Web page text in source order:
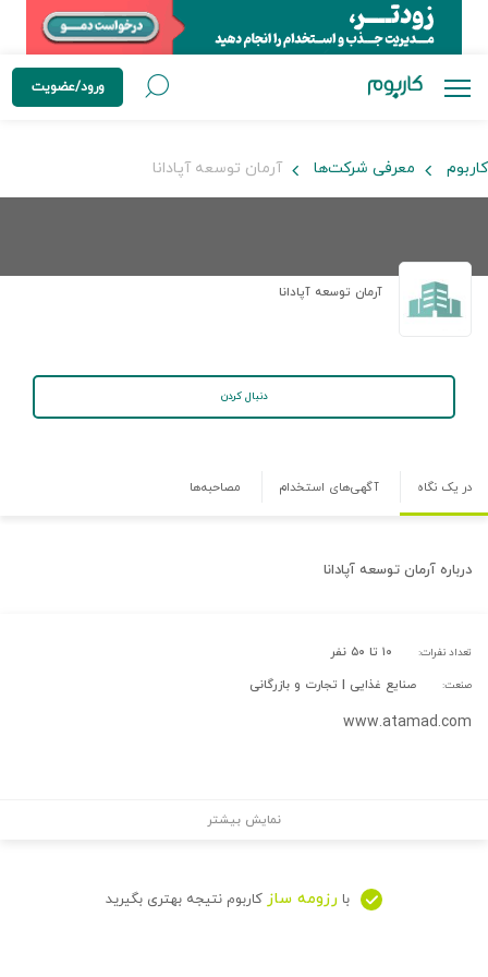
ورود/عضویت
کاربوم معرفی شرکت‌ها آرمان توسعه آپادانا
آرمان توسعه آپادانا
دنبال کردن
در یک نگاه آگهی‌های استخدام مصاحبه‌ها
درباره آرمان توسعه آپادانا
تعداد نفرات: ۱۰ تا ۵۰ نفر
صنعت: صنایع غذایی | تجارت و بازرگانی
www.atamad.com
نمایش بیشتر
با رزومه ساز کاربوم نتیجه بهتری بگیرید